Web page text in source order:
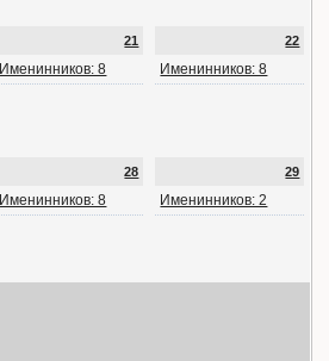
21
Именинников: 8
22
Именинников: 8
28
Именинников: 8
29
Именинников: 2